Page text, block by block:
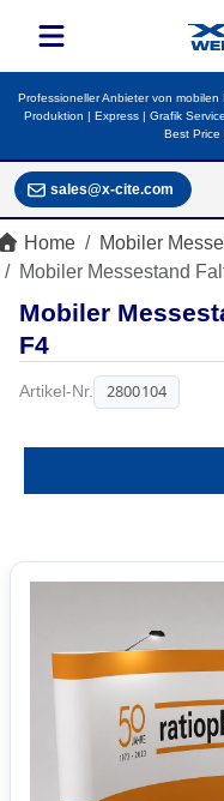
Professioneller Anbieter von
Produktion | Express | Grafik
Best
sales@x-cite.com
Home Mobiler
Mobiler Messestand
Mobiler
F4
Artikel-Nr. 2800104